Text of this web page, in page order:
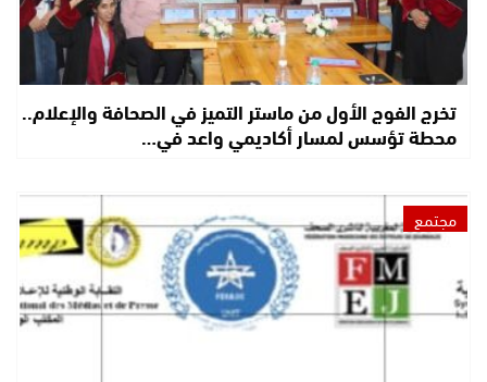
تخرج الفوج الأول من ماستر التميز في الصحافة والإعلام..
محطة تؤسس لمسار أكاديمي واعد في…
مجتمع